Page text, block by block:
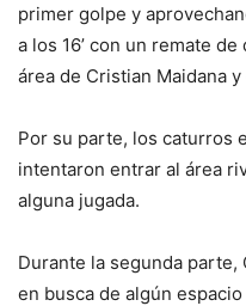
primer golpe y
a los 16’ con un remate
área de Cristian Maidana
Por su parte, los caturros
intentaron entrar al área
alguna jugada.
Durante la segunda
en busca de algún